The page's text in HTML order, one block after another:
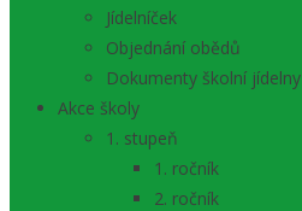
Jídelníček
Objednání obědů
Dokumenty školní jídelny
Akce školy
1. stupeň
1. ročník
2. ročník